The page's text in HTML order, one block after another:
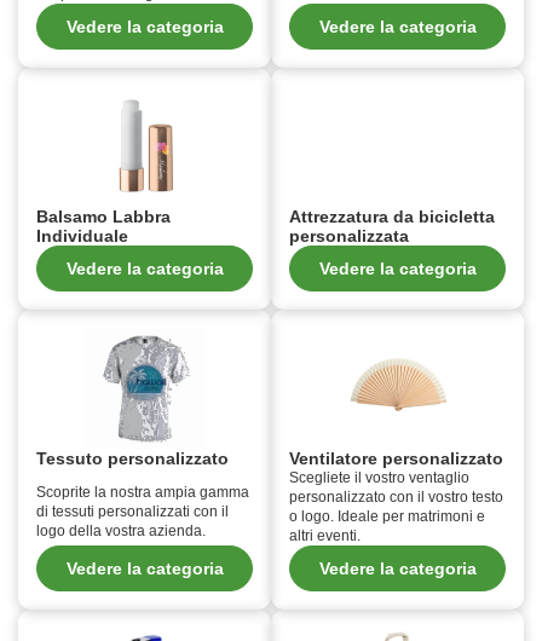
Vedere la categoria Vedere la categoria
Balsamo Labbra
Individuale
Vedere la categoria
Attrezzatura da bicicletta
personalizzata
Vedere la categoria
Tessuto personalizzato
Scoprite la nostra ampia gamma
di tessuti personalizzati con il
logo della vostra azienda.
Vedere la categoria
Ventilatore personalizzato
Scegliete il vostro ventaglio
personalizzato con il vostro testo
o logo. Ideale per matrimoni e
altri eventi.
Vedere la categoria